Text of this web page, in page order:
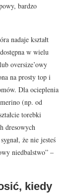
bardzo
nadaje kształt
w wielu
oversize’owy
na prosty top i
Dla ocieplenia
(np. od
torebki
dresowych
że nie jesteś
niedbalstwo” –
kiedy